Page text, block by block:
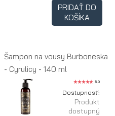
PRIDAŤ DO
KOŠÍKA
Šampon na vousy Burboneska
- Cyrulicy - 140 ml
5.0
Dostupnosť:
Produkt
dostupný